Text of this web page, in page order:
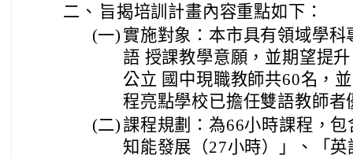
二、 旨揭培訓計畫內容重點如下：
(一) 實施對象：本市具有領域學
語 授課教學意願，並期望提
公立 國中現職教師共60名，
程亮點學校已擔任雙語教師者
(二)課程規劃：為66小時課程，
知能發展（27小時）」、「